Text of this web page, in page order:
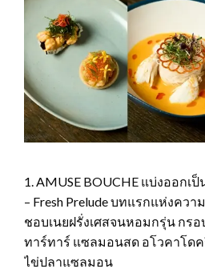
1. AMUSE BOUCHE แบ่งออกเป็
– Fresh Prelude บทแรกแห่งคว
ชอบเนยฝรั่งเศสจนหอมกรุ่น กร
ทาร์ทาร์ แซลมอนสด อโวคาโด
ไข่ปลาแซลมอน